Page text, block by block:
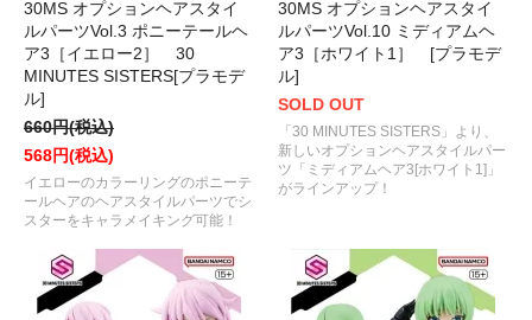
30MS オプションヘアスタイ
ルパーツVol.3 ポニーテールヘ
ア3［イエロー2］ 30
MINUTES SISTERS[プラモデ
ル]
660円(税込)
568円(税込)
イエローのカラーリングのポニーテ
ールヘアのヘアスタイルパーツでシ
スターをキャラメイキング可能！
30MS オプションヘアスタイ
ルパーツVol.10 ミディアムヘ
ア3［ホワイト1］ [プラモデ
ル]
SOLD OUT
「30 MINUTES SISTERS」より、
新しいオプションヘアスタイルパー
ツ「ミディアムヘア3[ホワイト1]」
がラインアップ！